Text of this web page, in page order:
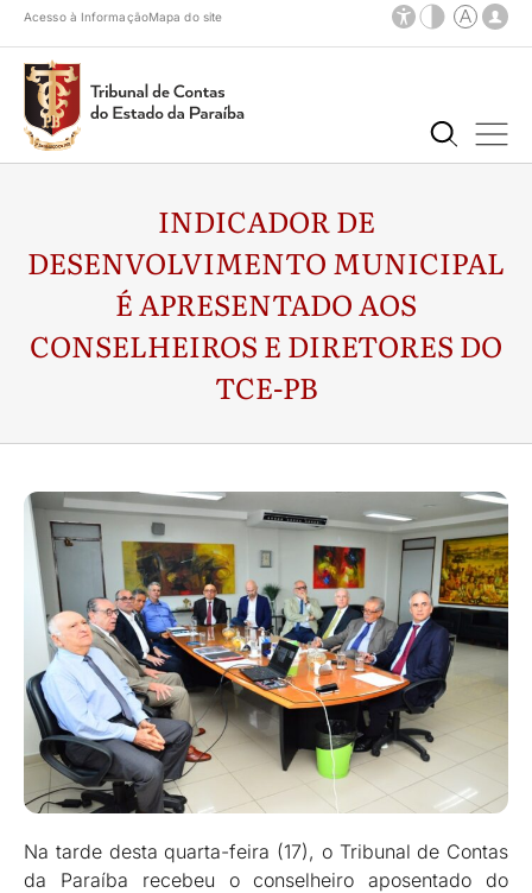
Acesso à InformaçãoMapa do site
INDICADOR DE
DESENVOLVIMENTO MUNICIPAL
É APRESENTADO AOS
CONSELHEIROS E DIRETORES DO
TCE-PB
Na tarde desta quarta-feira (17), o Tribunal de Contas
da Paraíba recebeu o conselheiro aposentado do